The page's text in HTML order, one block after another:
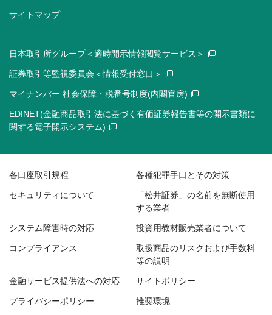
サイトマップ
日本取引所グループ＜適時開示情報閲覧サービス＞
証券取引等監視委員会＜情報受付窓口＞
マイナンバー 社会保障・税番号制度(内閣官房)
EDINET(金融商品取引法に基づく有価証券報告書等の開示書類に
関する電子開示システム)
各口座取引規程 各種犯罪手口とその対策
セキュリティについて
「松井証券」の名前を無断使用
する業者
システム障害時の対応 投資用教材販売業者について
コンプライアンス
取扱商品のリスクおよび手数料
等の説明
金融サービス提供法への対応 サイトポリシー
プライバシーポリシー 推奨環境